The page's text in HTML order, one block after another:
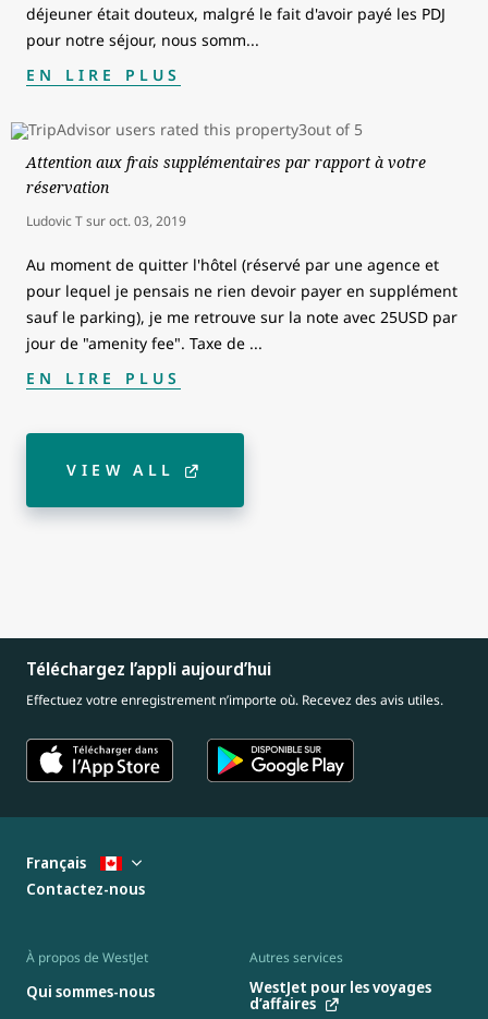
déjeuner était douteux, malgré le fait d'avoir payé les PDJ
pour notre séjour, nous somm...
EN LIRE PLUS
Attention aux frais supplémentaires par rapport à votre
réservation
Ludovic Tsuroct. 03, 2019
Au moment de quitter l'hôtel (réservé par une agence et
pour lequel je pensais ne rien devoir payer en supplément
sauf le parking), je me retrouve sur la note avec 25USD par
jour de "amenity fee". Taxe de ...
EN LIRE PLUS
VIEW ALL
Téléchargez l’appli aujourd’hui
Effectuez votre enregistrement n’importe où. Recevez des avis utiles.
À propos de WestJet
Qui sommes-nous
Autres services
WestJet pour les voyages
d’affaires
Français
Contactez-nous